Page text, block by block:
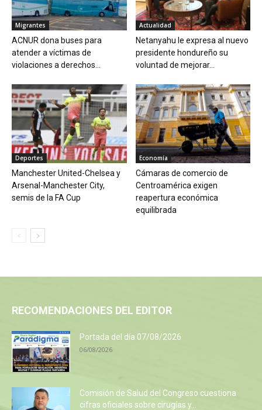
Migrantes
ACNUR dona buses para
atender a víctimas de
violaciones a derechos...
Actualidad
Netanyahu le expresa al nuevo
presidente hondureño su
voluntad de mejorar...
Deportes
Manchester United-Chelsea y
Arsenal-Manchester City,
semis de la FA Cup
Economía
Cámaras de comercio de
Centroamérica exigen
reapertura económica
equilibrada
RECOMENDACIONES DEL EDITOR
Portada del día 07/08/2026
06/08/2026
Comisión de Salud del Congreso cuestiona
cifras oficiales sobre cirugías y...